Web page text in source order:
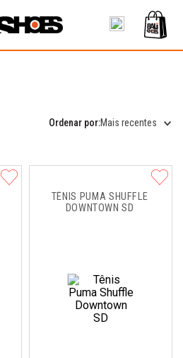
Mais recentes
TÊNIS PUMA SHUFFLE
DOWNTOWN SD